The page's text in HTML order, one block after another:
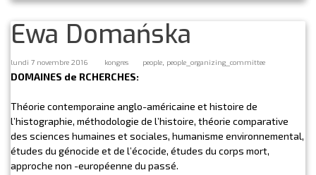
Ewa Domańska
lundi 7 novembre 2016 kongres people, people_organizing_committee
DOMAINES de RCHERCHES:
Théorie contemporaine anglo-américaine et histoire de
l’histographie, méthodologie de l’histoire, théorie comparative
des sciences humaines et sociales, humanisme environnemental,
études du génocide et de l’écocide, études du corps mort,
approche non -européenne du passé.